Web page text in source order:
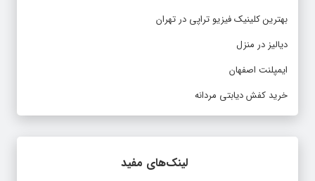
بهترین کلینیک فیزیو تراپی در تهران
دیالیز در منزل
ایمپلنت اصفهان
خرید کفش دیابتی مردانه
لینک‌های مفید